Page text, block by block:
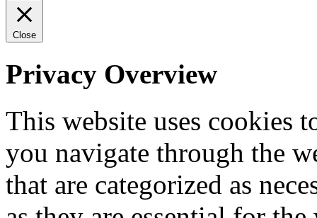
Close
Privacy Overview
This website uses cookies
you navigate through the
that are categorized as